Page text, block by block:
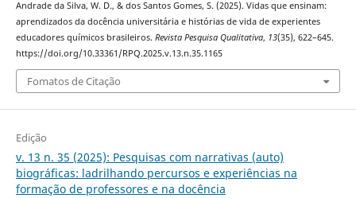
Andrade da Silva, W. D., & dos Santos Gomes, S. (2025). Vidas que ensinam:
aprendizados da docência universitária e histórias de vida de experientes
educadores químicos brasileiros. Revista Pesquisa Qualitativa, 13(35), 622–645.
https://doi.org/10.33361/RPQ.2025.v.13.n.35.1165
Fomatos de Citação
Edição
v. 13 n. 35 (2025): Pesquisas com narrativas (auto)
biográficas: ladrilhando percursos e experiências na
formação de professores e na docência